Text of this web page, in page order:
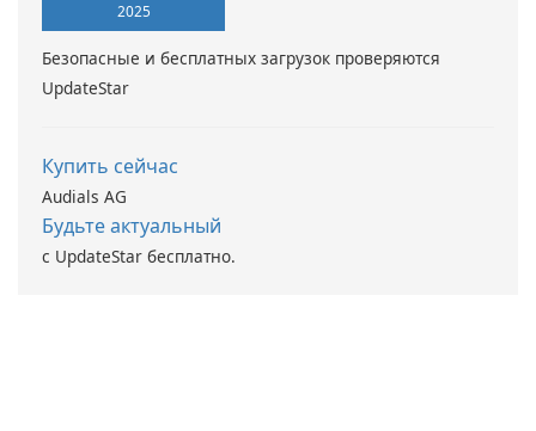
2025
Безопасные и бесплатных загрузок проверяются
UpdateStar
Купить сейчас
Audials AG
Будьте актуальный
с UpdateStar бесплатно.